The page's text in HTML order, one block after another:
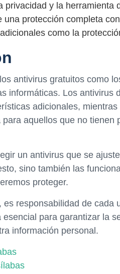
privacidad y la herramienta
una protección completa
como la
antivirus gratuitos como
informáticas. Los antivirus
adicionales,
aquellos que no
un antivirus que se
sino también las
proteger.
es responsabilidad de
esencial para garantizar la
información personal.